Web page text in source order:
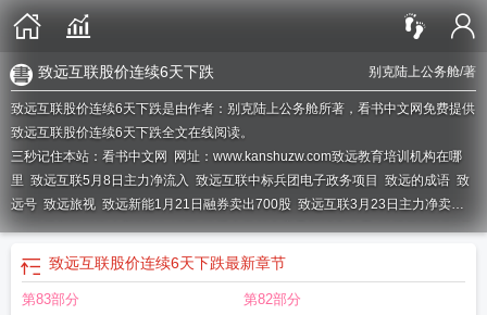
别克陆上公务舱/著
致远互联股价连续6天下跌
致远互联股价连续6天下跌是由作者：别克陆上公务舱所著，看书中文网免费提供
致远互联股价连续6天下跌全文在线阅读。
三秒记住本站：看书中文网 网址：www.kanshuzw.com致远教育培训机构在哪
里 致远互联5月8日主力净流入 致远互联中标兵团电子政务项目 致远的成语 致
远号 致远旅视 致远新能1月21日融券卖出700股 致远互联3月23日主力净卖
出致远新能融资余额7718.49万致远中学胡鑫宇最新消息今天致远互联7月9日
主力资金净买入
致远新能7月31日快速上涨 致远外小迎新春音乐会举办
能控股股东解除质押
远律师事务所
致远新能最新股东户数下降
致远互联股价连续6天下跌最新章节
第83部分 第82部分